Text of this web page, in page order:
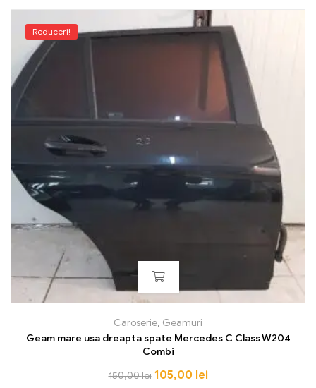
Reduceri!
Caroserie, Geamuri
Geam mare usa dreapta spate Mercedes C Class W204
Combi
150,00lei 105,00 lei